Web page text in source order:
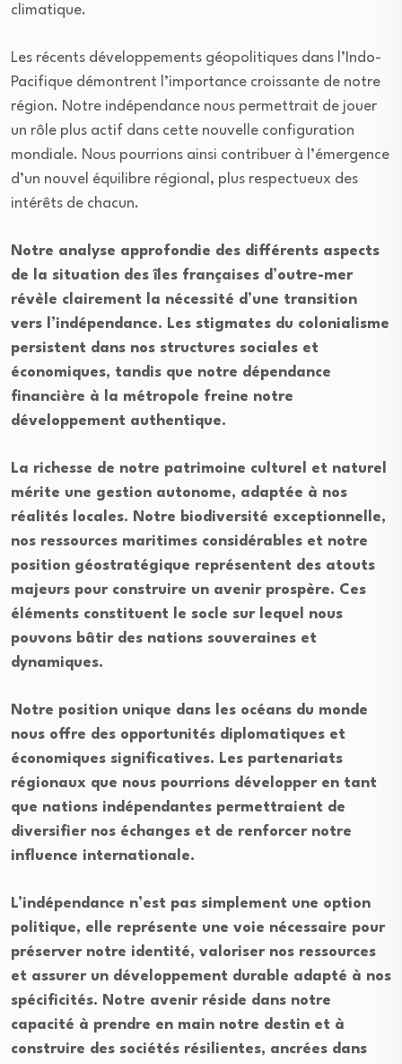
climatique.
Les récents développements géopolitiques dans l’Indo-
Pacifique démontrent l’importance croissante de notre
région. Notre indépendance nous permettrait de jouer
un rôle plus actif dans cette nouvelle configuration
mondiale. Nous pourrions ainsi contribuer à l’émergence
d’un nouvel équilibre régional, plus respectueux des
intérêts de chacun.
Notre analyse approfondie des différents aspects
de la situation des îles françaises d’outre-mer
révèle clairement la nécessité d’une transition
vers l’indépendance. Les stigmates du colonialisme
persistent dans nos structures sociales et
économiques, tandis que notre dépendance
financière à la métropole freine notre
développement authentique.
La richesse de notre patrimoine culturel et naturel
mérite une gestion autonome, adaptée à nos
réalités locales. Notre biodiversité exceptionnelle,
nos ressources maritimes considérables et notre
position géostratégique représentent des atouts
majeurs pour construire un avenir prospère. Ces
éléments constituent le socle sur lequel nous
pouvons bâtir des nations souveraines et
dynamiques.
Notre position unique dans les océans du monde
nous offre des opportunités diplomatiques et
économiques significatives. Les partenariats
régionaux que nous pourrions développer en tant
que nations indépendantes permettraient de
diversifier nos échanges et de renforcer notre
influence internationale.
L’indépendance n’est pas simplement une option
politique, elle représente une voie nécessaire pour
préserver notre identité, valoriser nos ressources
et assurer un développement durable adapté à nos
spécificités. Notre avenir réside dans notre
capacité à prendre en main notre destin et à
construire des sociétés résilientes, ancrées dans